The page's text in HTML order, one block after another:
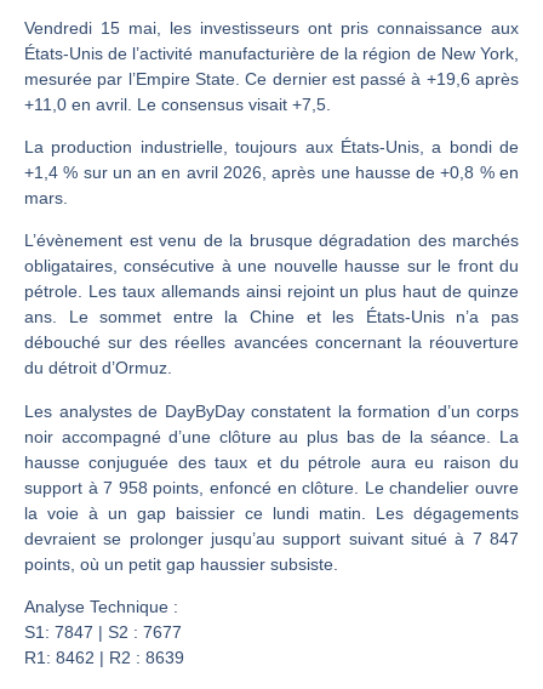
SAP : Les acheteurs gardent la main | Bernard Prats-Desclaux – Market Movers
LVMH : Un rebond à confirmer | Bernard Prats-Desclaux – Market Movers
EUR/USD : Une réunion à priori sans saveur | Philippe Lhermie – Flash Forex
La France, maillon faible de l’Europe ! | Jean-Louis Cussac – Chrono CAC
Pourquoi 6 guerres explosent en même temps cette semaine | par Louis-Antoine Michelet
Les investisseurs y croient toujours | Point Stratégique Hebdomadaire – Éric Galiègue
Une inertie haussière qui ralentit | Antoine Quesada – Chrono CAC
WTI : Explosion mais réserves au plus bas | Denis Desclos – Market Movers
STMICROELECTRONICS : Correction probable | Denis Desclos – Market Movers
Vendredi 15 mai, les investisseurs ont pris connaissance aux
États-Unis de l’activité manufacturière de la région de ⁠New York,
mesurée par l’Empire ​State. Ce dernier est passé à +19,6 après
+11,0 ⁠en ⁠avril. Le consensus visait +7,5.
La production industrielle, toujours aux États-Unis, a bondi de
+1,4 % sur un an en avril 2026, après une hausse de +0,8 % en
mars.
L’évènement est venu de la brusque dégradation des marchés
obligataires, consécutive à une nouvelle hausse sur le front du
pétrole. Les taux allemands ainsi rejoint un plus haut de quinze
ans. Le sommet entre la Chine et les États-Unis n’a pas
débouché sur des réelles avancées concernant la réouverture
du détroit d’Ormuz.
Les analystes de DayByDay constatent la formation d’un corps
noir accompagné d’une clôture au plus bas de la séance. La
hausse conjuguée des taux et du pétrole aura eu raison du
support à 7 958 points, enfoncé en clôture. Le chandelier ouvre
la voie à un gap baissier ce lundi matin. Les dégagements
devraient se prolonger jusqu’au support suivant situé à 7 847
points, où un petit gap haussier subsiste.
Analyse Technique :
S1: 7847 | S2 : 7677
R1: 8462 | R2 : 8639